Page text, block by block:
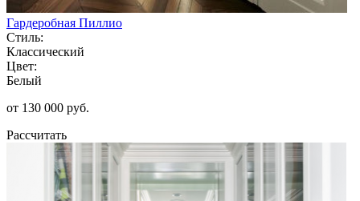
Гардеробная Пиллио
Стиль:
Классический
Цвет:
Белый
от 130 000 руб.
Рассчитать